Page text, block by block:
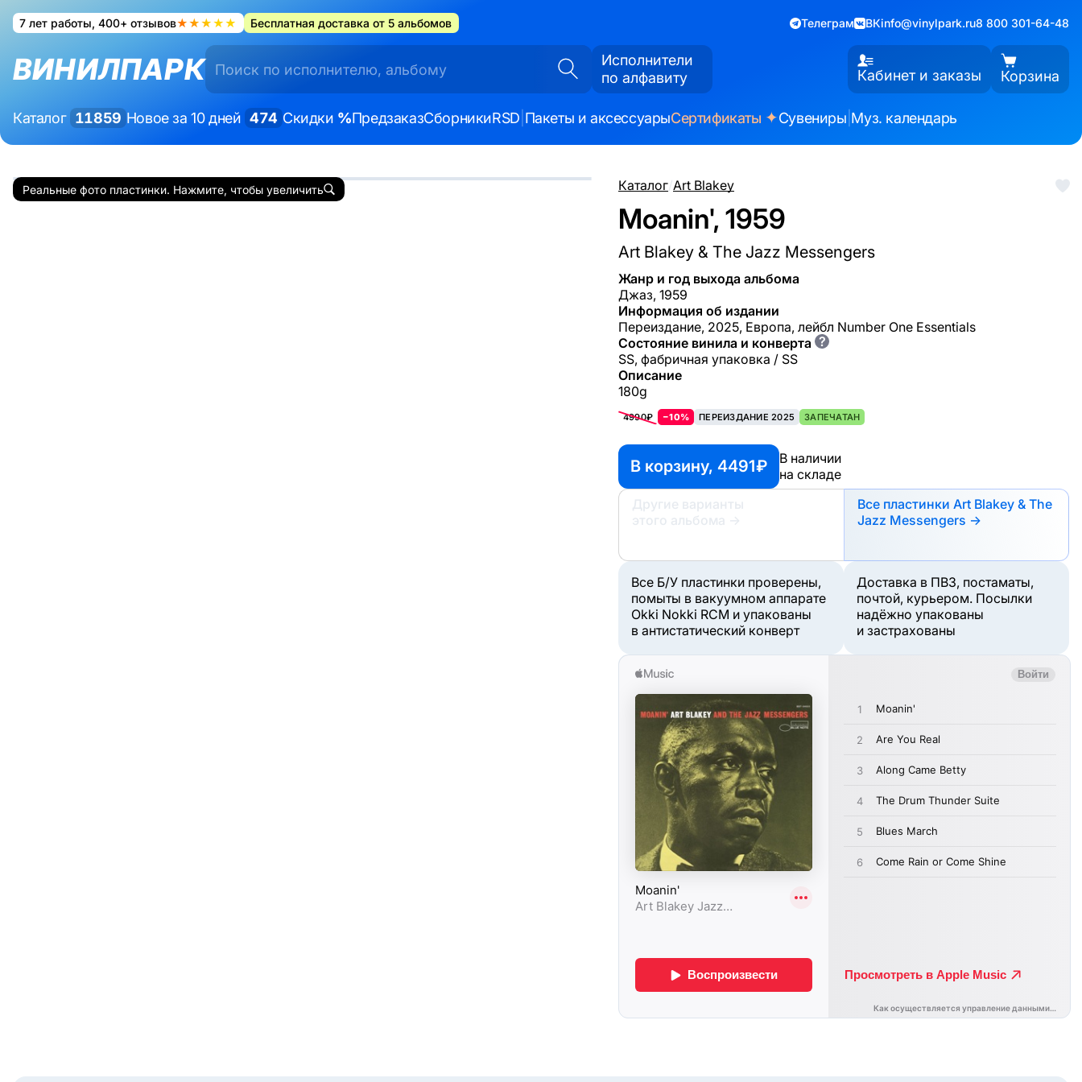
7 лет работы, 400+ отзывов★★★★★ Бесплатная доставка от 5 альбомов Телеграм ВКinfo@vinylpark.ru8 800 301-64-48
ВИНИЛПАРК
Исполнители
по алфавиту
Кабинет и заказы Корзина
Каталог 11859 Новое за 10 дней 474 Скидки %ПредзаказСборникиRSD Пакеты и аксессуарыСертификаты ✦Сувениры Муз. календарь
Каталог/Art Blakey
Moanin', 1959
Art Blakey & The Jazz Messengers
Жанр и год выхода альбома
Джаз, 1959
Информация об издании
Переиздание, 2025, Европа, лейбл Number One Essentials
Состояние винила и конверта ?
SS, фабричная упаковка / SS
Описание
180g
4990₽ −10% ПЕРЕИЗДАНИЕ 2025 ЗАПЕЧАТАН
В корзину, 4491 ₽
В наличии
на складе
Другие варианты
этого альбома
→
Все пластинки Art Blakey & The
Jazz Messengers →
Все Б/У пластинки проверены,
помыты в вакуумном аппарате
Okki Nokki RCM и упакованы
в антистатический конверт
Доставка в ПВЗ, постаматы,
почтой, курьером. Посылки
надёжно упакованы
и застрахованы
Реальные фото пластинки. Нажмите, чтобы увеличить